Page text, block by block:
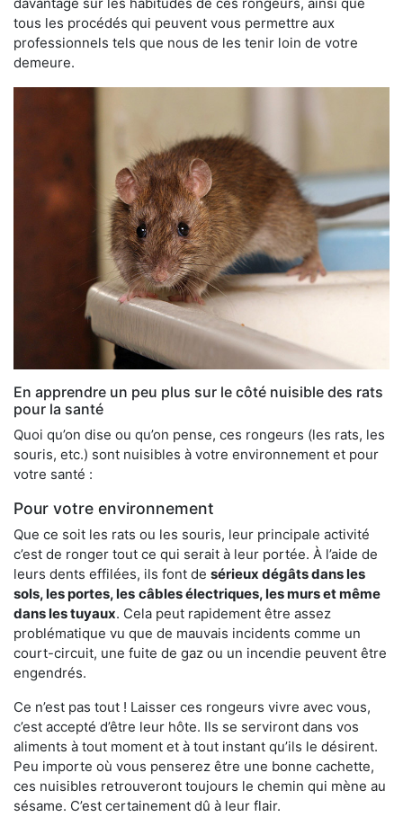
tous les procédés qui peuvent vous permettre aux
professionnels tels que nous de les tenir loin de votre
demeure.
En apprendre un peu plus sur le côté nuisible des rats
pour la santé
Quoi qu’on dise ou qu’on pense, ces rongeurs (les rats, les
souris, etc.) sont nuisibles à votre environnement et pour
votre santé :
Pour votre environnement
Que ce soit les rats ou les souris, leur principale activité
c’est de ronger tout ce qui serait à leur portée. À l’aide de
leurs dents effilées, ils font de sérieux dégâts dans les
sols, les portes, les câbles électriques, les murs et même
dans les tuyaux. Cela peut rapidement être assez
problématique vu que de mauvais incidents comme un
court-circuit, une fuite de gaz ou un incendie peuvent être
engendrés.
Ce n’est pas tout ! Laisser ces rongeurs vivre avec vous,
c’est accepté d’être leur hôte. Ils se serviront dans vos
aliments à tout moment et à tout instant qu’ils le désirent.
Peu importe où vous penserez être une bonne cachette,
ces nuisibles retrouveront toujours le chemin qui mène au
sésame. C’est certainement dû à leur flair.